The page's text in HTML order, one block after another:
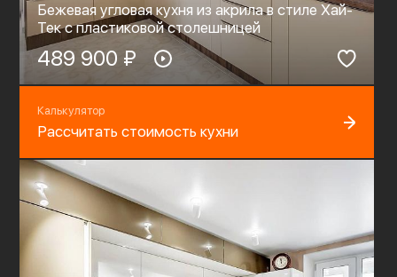
Бежевая угловая кухня из акрила в стиле Хай-
Тек с пластиковой столешницей
489 900 ₽
Калькулятор
Рассчитать стоимость кухни